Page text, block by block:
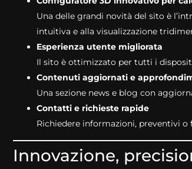
Una delle grandi novità del sito è
intuitiva e alla visualizzazione
Esperienza utente migliorata
Il sito è ottimizzato per tutti i
Contenuti aggiornati e
Una sezione news e blog con
Contatti e richieste rapide
Richiedere informazioni, preventivi
Innovazione,